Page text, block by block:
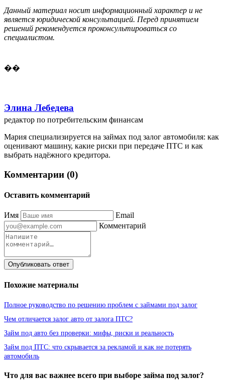
Данный материал носит информационный характер и не
является юридической консультацией. Перед принятием
решений рекомендуется проконсультироваться со
специалистом.
��
Элина Лебедева
редактор по потребительским финансам
Мария специализируется на займах под залог автомобиля: как
оценивают машину, какие риски при передаче ПТС и как
выбрать надёжного кредитора.
Комментарии (0)
Оставить комментарий
Имя
Email
Комментарий
Опубликовать ответ
Похожие материалы
Полное руководство по решению проблем с займами под залог
Чем отличается залог авто от залога ПТС?
Займ под авто без проверки: мифы, риски и реальность
Займ под ПТС: что скрывается за рекламой и как не потерять
автомобиль
Что для вас важнее всего при выборе займа под залог?